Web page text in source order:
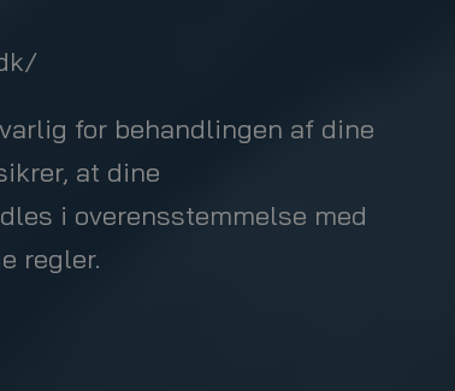
for behandlingen af dine
at dine
i overensstemmelse med
regler.